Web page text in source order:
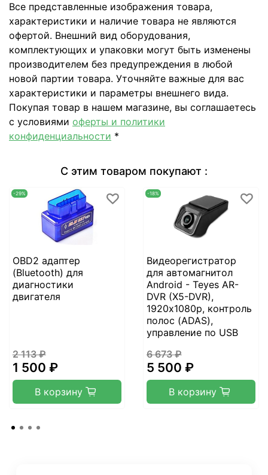
Все представленные изображения товара,
характеристики и наличие товара не являются
офертой. Внешний вид оборудования,
комплектующих и упаковки могут быть изменены
производителем без предупреждения в любой
новой партии товара. Уточняйте важные для вас
характеристики и параметры внешнего вида.
Покупая товар в нашем магазине, вы соглашаетесь
с условиями оферты и политики
конфиденциальности *
С этим товаром покупают :
-29%
OBD2 адаптер
(Bluetooth) для
диагностики
двигателя
2 113 ₽
1 500 ₽
В корзину
-18%
Видеорегистратор
для автомагнитол
Android - Teyes AR-
DVR (X5-DVR),
1920х1080p, контроль
полос (ADAS),
управление по USB
6 673 ₽
5 500 ₽
В корзину